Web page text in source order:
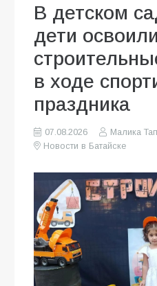
В детском
дети освоили
в ходе
праздника
07.08.2026
Малика
Новости в Батайске